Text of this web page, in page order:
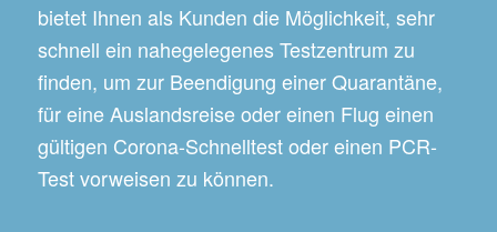
bietet Ihnen als Kunden die Möglichkeit, sehr
schnell ein nahegelegenes Testzentrum zu
finden, um zur Beendigung einer Quarantäne,
für eine Auslandsreise oder einen Flug einen
gültigen Corona-Schnelltest oder einen PCR-
Test vorweisen zu können.